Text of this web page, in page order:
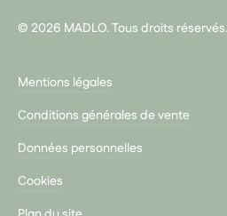
© 2026 MADLO. Tous droits réservés.
Mentions légales
Conditions générales de vente
Données personnelles
Cookies